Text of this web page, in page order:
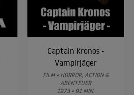
Captain Kronos -
Vampirjäger
FILM • HORROR, ACTION &
ABENTEUER
1973 • 91 MIN.